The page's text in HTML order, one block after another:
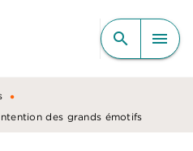
CONTENU
search menu
•
des grands émotifs